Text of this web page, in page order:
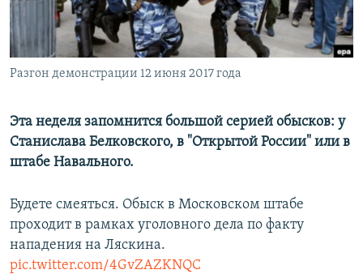
ПОБЕДИТЕЛЕЙ НЕ СУДЯТ?
КРЫМ.НЕПОКОРЕННЫЙ
ELIFBE
ПРИСОЕДИНЯЙТЕСЬ!
Все сайты RFE/RL
Разгон демонстрации 12 июня 2017 года
Эта неделя запомнится большой серией обысков: у
Станислава Белковского, в "Открытой России" или в
штабе Навального.
Будете смеяться. Обыск в Московском штабе
проходит в рамках уголовного дела по факту
нападения на Ляскина.
pic.twitter.com/4GvZAZKNQC